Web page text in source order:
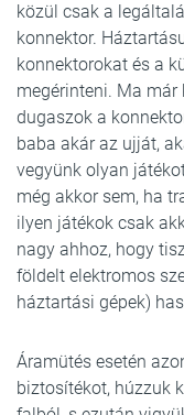
közül csak a
konnektor.
konnektorokat és a
megérinteni. Ma
dugaszok a
baba akár az ujját,
vegyünk olyan
még akkor sem, ha
ilyen játékok csak
nagy ahhoz, hogy
földelt elektromos
háztartási gépek)
Áramütés esetén
biztosítékot, húzzuk